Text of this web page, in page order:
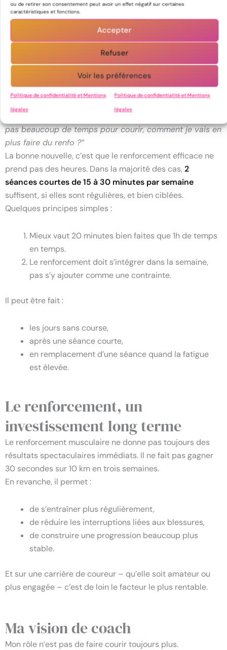
ou de retirer son consentement peut avoir un effet négatif sur certaines
caractéristiques et fonctions.
Accepter
Refuser
Voir les préférences
Politique de confidentialité et Mentions
légales
Politique de confidentialité et Mentions
légales
C’est un peu comme construire un étage de plus sur une
maison sans renforcer les fondations.
Comment intégrer le
renforcement musculaire sans
surcharger son planning ?
C’est l’une des grandes peurs des coureurs :
pas beaucoup de temps pour courir, comment je vais en
plus faire du renfo ?”
La bonne nouvelle, c’est que le renforcement efficace ne
prend pas des heures. Dans la majorité des cas, 2
séances courtes de 15 à 30 minutes par semaine
suffisent, si elles sont régulières, et bien ciblées.
Quelques principes simples :
Mieux vaut 20 minutes bien faites que 1h de temps
en temps.
Le renforcement doit s’intégrer dans la semaine,
pas s’y ajouter comme une contrainte.
Il peut être fait :
les jours sans course,
après une séance courte,
en remplacement d’une séance quand la fatigue
est élevée.
Le renforcement, un
investissement long terme
Le renforcement musculaire ne donne pas toujours des
résultats spectaculaires immédiats. Il ne fait pas gagner
30 secondes sur 10 km en trois semaines.
En revanche, il permet :
de s’entraîner plus régulièrement,
de réduire les interruptions liées aux blessures,
de construire une progression beaucoup plus
stable.
Et sur une carrière de coureur – qu’elle soit amateur ou
plus engagée – c’est de loin le facteur le plus rentable.
Ma vision de coach
Mon rôle n’est pas de faire courir toujours plus.